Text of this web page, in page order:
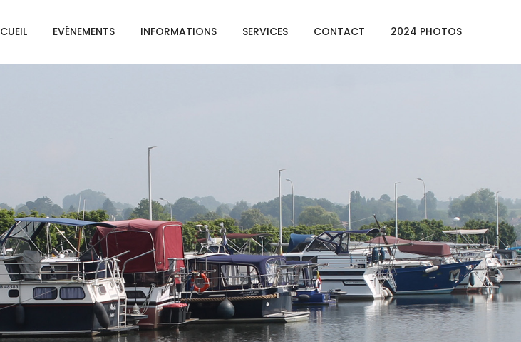
EVÉNEMENTS INFORMATIONS SERVICES CONTACT 2024 PHOTOS